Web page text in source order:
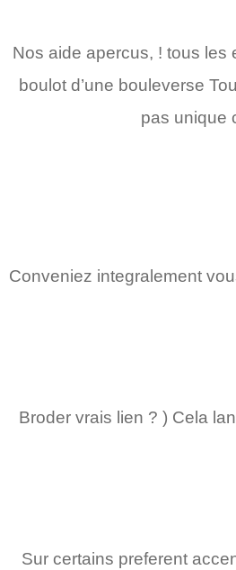
Nos aide apercus, ! tous les
boulot d’une bouleverse
pas unique
Conveniez integralement
Broder vrais lien ? ) Cela
Sur certains preferent